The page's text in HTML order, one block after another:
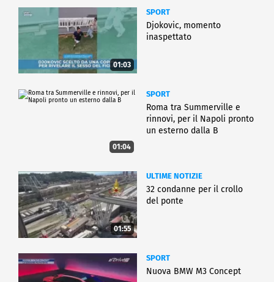
01:03
SPORT
Djokovic, momento
inaspettato
01:04
SPORT
Roma tra Summerville e
rinnovi, per il Napoli pronto
un esterno dalla B
01:55
ULTIME NOTIZIE
32 condanne per il crollo
del ponte
SPORT
Nuova BMW M3 Concept